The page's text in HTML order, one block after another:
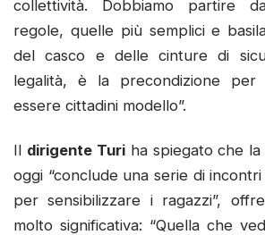
collettività. Dobbiamo partire
regole, quelle più semplici e
del casco e delle cinture di
legalità, è la precondizione
essere cittadini modello”.
Il dirigente Turiha spiegato che la
oggi “conclude una serie di
per sensibilizzare i ragazzi”,
molto significativa: “Quella che